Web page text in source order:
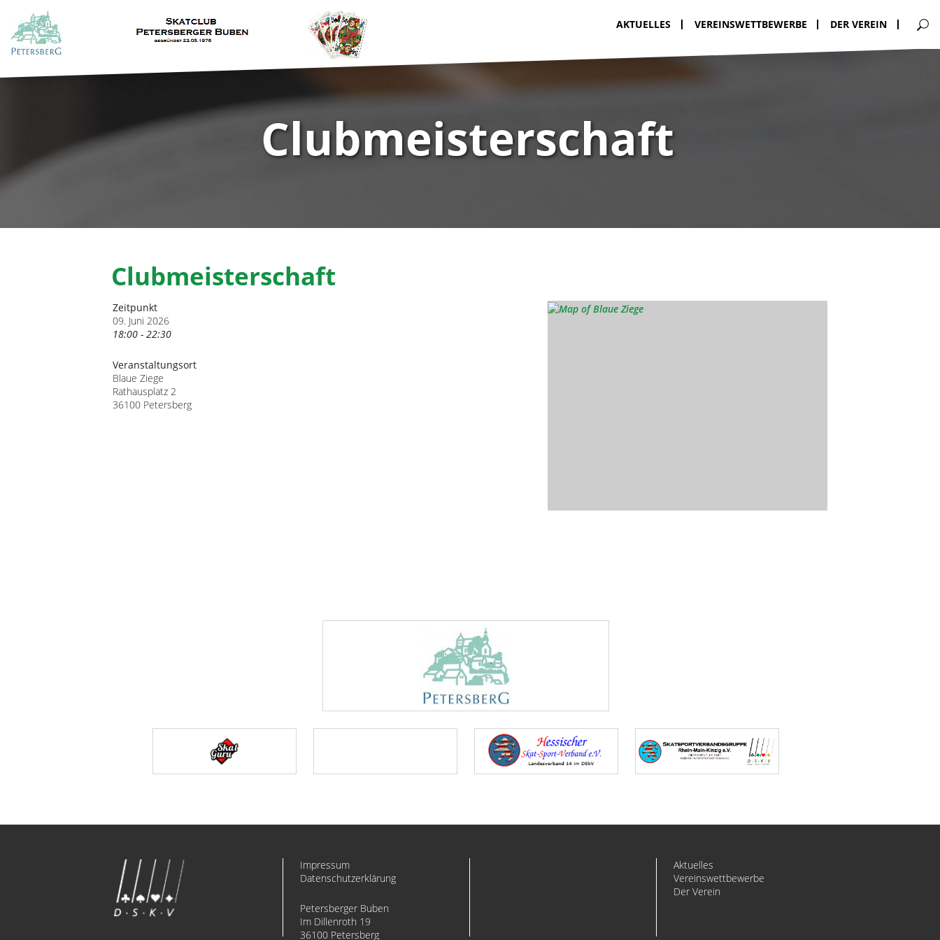
Clubmeisterschaft
Clubmeisterschaft
Zeitpunkt
09. Juni 2026
18:00 - 22:30
Veranstaltungsort
Blaue Ziege
Rathausplatz 2
36100 Petersberg
Impressum
Datenschutzerklärung
Petersberger Buben
Im Dillenroth 19
36100 Petersberg
Aktuelles
Vereinswettbewerbe
Der Verein
AKTUELLES VEREINSWETTBEWERBE DER VEREIN